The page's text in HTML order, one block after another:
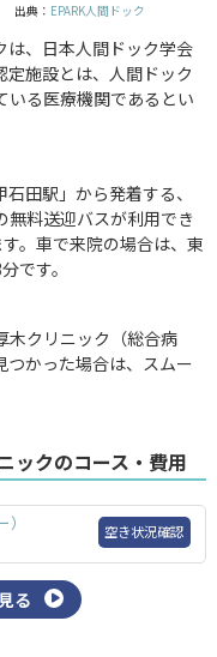
出典： EPARK人間ドック
は、日本人間ドック学会
施設とは、人間ドック
いる医療機関であるとい
田駅」から発着する、
料送迎バスが利用でき
。車で来院の場合は、東
です。
木クリニック（総合病
つかった場合は、スムー
ックのコース・費用
空き状況確認
る